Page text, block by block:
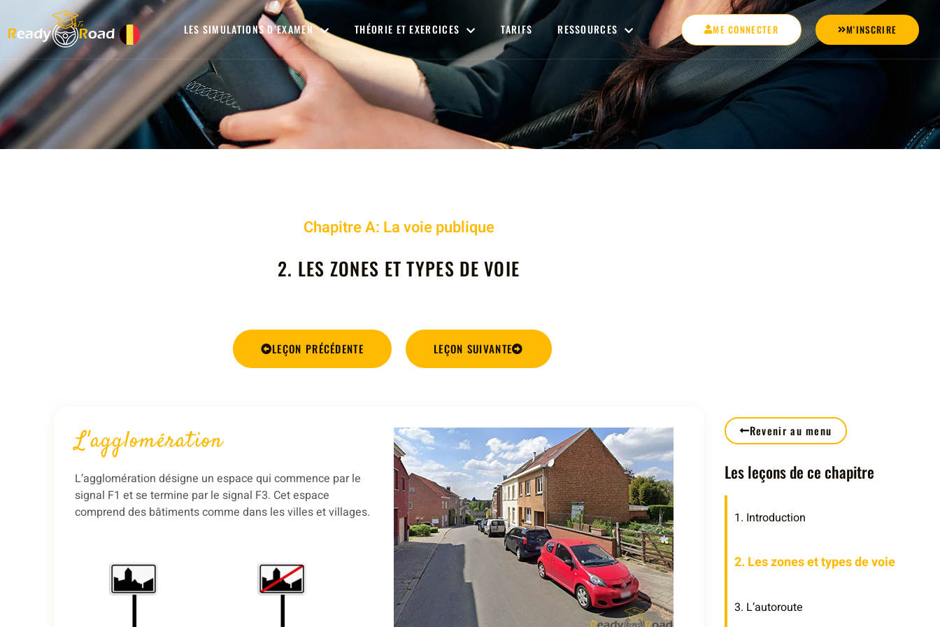
LES SIMULATIONS D’EXAMEN THÉORIE ET EXERCICES TARIFS RESSOURCES ME CONNECTER M'INSCRIRE
ChapitreA: La voie publique
2. LES ZONES ET TYPES DE VOIE
LEÇON PRÉCÉDENTE LEÇON SUIVANTE
L'agglomération
L’agglomération désigne un espace qui commence par le
signal F1 et se termine par le signal F3. Cet espace
comprend des bâtiments comme dans les villes et villages.
Revenir au menu
Les leçons de ce chapitre
1. Introduction
2. Les zones et types de voie
3. L’autoroute